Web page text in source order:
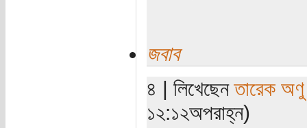
জবাব
৪ | লিখেছেনতারেক অণু
১২:১২অপরাহ্ন)